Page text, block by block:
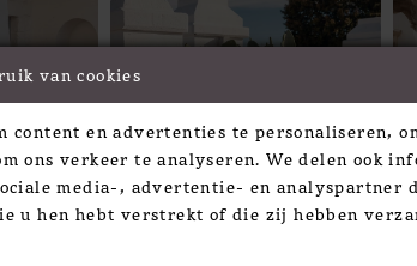
van cookies
content en advertenties te personaliseren,
ons verkeer te analyseren. We delen ook
media-, advertentie- en analyspartner
u hen hebt verstrekt of die zij hebben